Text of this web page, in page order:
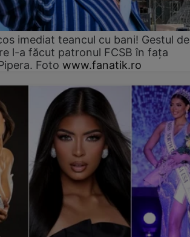
imediat teancul cu bani! Gestul de
l-a făcut patronul FCSB în fața
Foto www.fanatik.ro